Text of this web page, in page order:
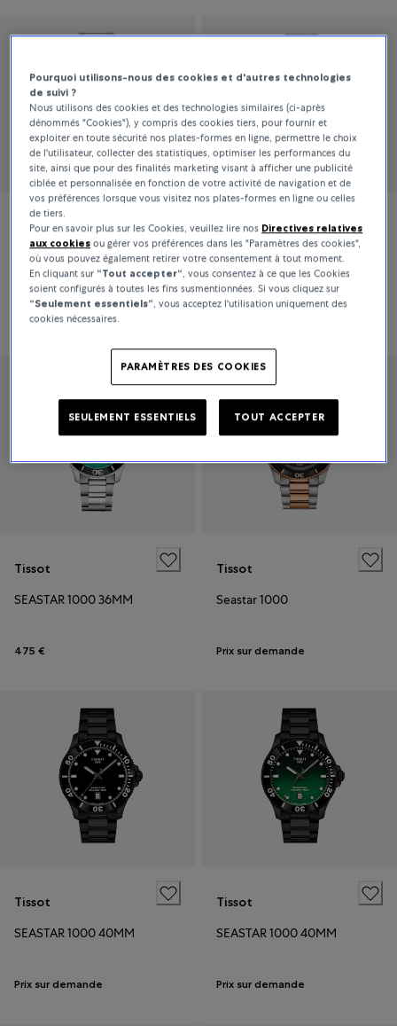
Tissot
SEASTAR 2000 PROFESSIONAL POWERMATIC 80
995 €
Tissot
SEASTAR 1000 40MM
495 €
Tissot
SEASTAR 1000 36MM
475 €
Tissot
Seastar 1000
Prix sur demande
Tissot
SEASTAR 1000 40MM
Prix sur demande
Tissot
SEASTAR 1000 40MM
Prix sur demande
Pourquoi utilisons-nous des cookies et d'autres technologies
de suivi ?
Nous utilisons des cookies et des technologies similaires (ci-après
dénommés "Cookies"), y compris des cookies tiers, pour fournir et
exploiter en toute sécurité nos plates-formes en ligne, permettre le choix
de l'utilisateur, collecter des statistiques, optimiser les performances du
site, ainsi que pour des finalités marketing visant à afficher une publicité
ciblée et personnalisée en fonction de votre activité de navigation et de
vos préférences lorsque vous visitez nos plates-formes en ligne ou celles
de tiers.
Pour en savoir plus sur les Cookies, veuillez lire nos Directives relatives
aux cookies ou gérer vos préférences dans les "Paramètres des cookies",
où vous pouvez également retirer votre consentement à tout moment.
En cliquant sur “Tout accepter“, vous consentez à ce que les Cookies
soient configurés à toutes les fins susmentionnées. Si vous cliquez sur
“Seulement essentiels”, vous acceptez l'utilisation uniquement des
cookies nécessaires.
PARAMÈTRES DES COOKIES
SEULEMENT ESSENTIELS TOUT ACCEPTER